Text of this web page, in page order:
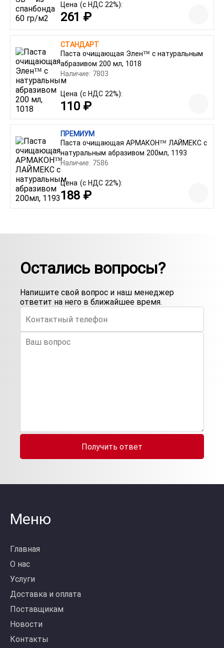
Цена (с НДС 22%):
261 ₽
СТАНДАРТ
Паста очищающая Элен™ с натуральным
абразивом 200 мл, 1018
Наличие: 7803
Цена (с НДС 22%):
110 ₽
ПРЕМИУМ
Паста очищающая АРМАКОН™ ЛАЙМЕКС с
натуральным абразивом 200мл, 1193
Наличие: 7586
Цена (с НДС 22%):
188 ₽
Остались вопросы?
Напишите свой вопрос и наш менеджер
ответит на него в ближайшее время.
Получить ответ
Меню
Главная
О нас
Услуги
Доставка и оплата
Поставщикам
Новости
Контакты